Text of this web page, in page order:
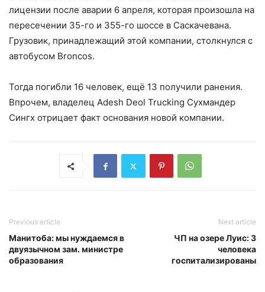
лицензии после аварии 6 апреля, которая произошла на
пересечении 35-го и 355-го шоссе в Саскачевана.
Грузовик, принадлежащий этой компании, столкнулся с
автобусом Broncos.
Тогда погибли 16 человек, ещё 13 получили ранения.
Впрочем, владелец Adesh Deol Trucking Сухмандер
Сингх отрицает факт основания новой компании.
Previous article
Манитоба: мы нуждаемся в
двуязычном зам. министре
образования
Next article
ЧП на озере Луис: 3
человека
госпитализированы